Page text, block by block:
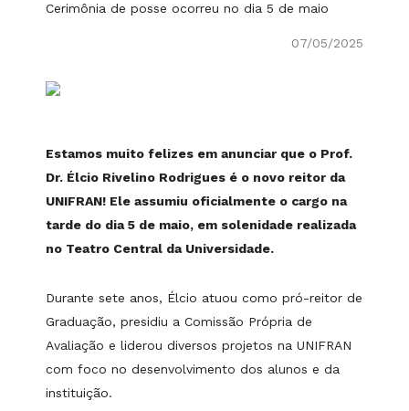
Cerimônia de posse ocorreu no dia 5 de maio
07/05/2025
Estamos muito felizes em anunciar que o Prof.
Dr. Élcio Rivelino Rodrigues é o novo reitor da
UNIFRAN! Ele assumiu oficialmente o cargo na
tarde do dia 5 de maio, em solenidade realizada
no Teatro Central da Universidade.
Durante sete anos, Élcio atuou como pró-reitor de
Graduação, presidiu a Comissão Própria de
Avaliação e liderou diversos projetos na UNIFRAN
com foco no desenvolvimento dos alunos e da
instituição.